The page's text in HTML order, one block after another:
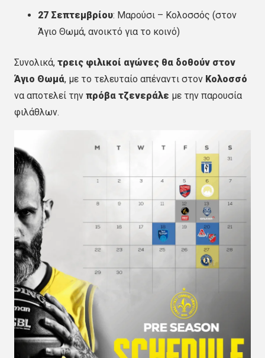
27 Σεπτεμβρίου: Μαρούσι – Κολοσσός (στον
Άγιο Θωμά, ανοικτό για το κοινό)
Συνολικά, τρεις φιλικοί αγώνες θα δοθούν στον
Άγιο Θωμά, με το τελευταίο απέναντι στον Κολοσσό
να αποτελεί την πρόβα τζενεράλε με την παρουσία
φιλάθλων.